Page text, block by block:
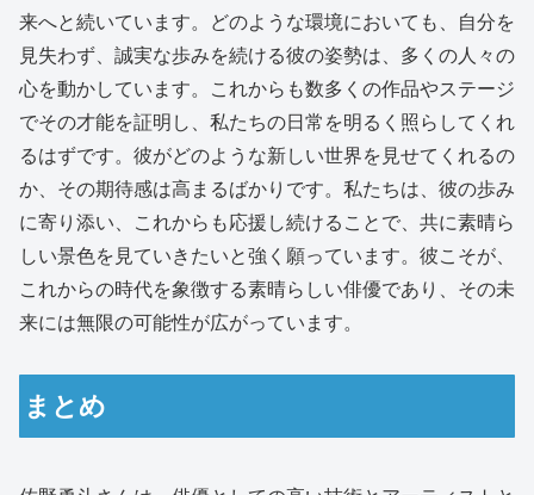
来へと続いています。どのような環境においても、自分を
見失わず、誠実な歩みを続ける彼の姿勢は、多くの人々の
心を動かしています。これからも数多くの作品やステージ
でその才能を証明し、私たちの日常を明るく照らしてくれ
るはずです。彼がどのような新しい世界を見せてくれるの
か、その期待感は高まるばかりです。私たちは、彼の歩み
に寄り添い、これからも応援し続けることで、共に素晴ら
しい景色を見ていきたいと強く願っています。彼こそが、
これからの時代を象徴する素晴らしい俳優であり、その未
来には無限の可能性が広がっています。
まとめ